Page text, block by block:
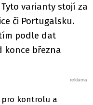
varianty stojí za
či Portugalsku.
podle dat
konce března
pro kontrolu a